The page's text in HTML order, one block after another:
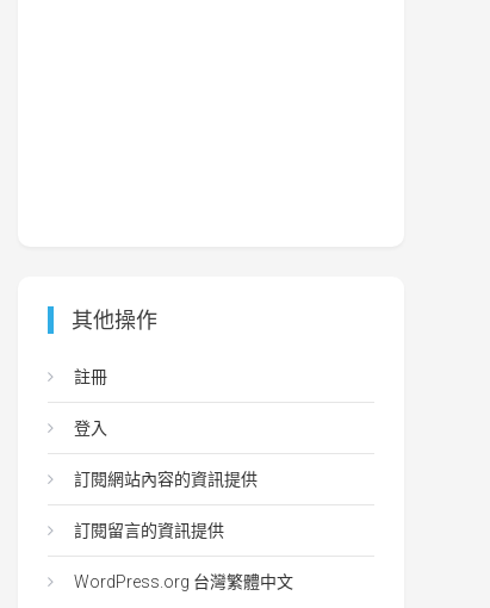
其他操作
註冊
登入
訂閱網站內容的資訊提供
訂閱留言的資訊提供
WordPress.org 台灣繁體中文